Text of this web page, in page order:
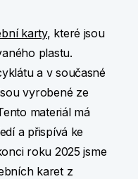
karty, které jsou
plastu.
a v současné
vyrobené ze
materiál má
a přispívá ke
roku 2025 jsme
karet z